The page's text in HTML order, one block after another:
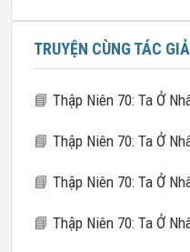
TRUYỆN CÙNG TÁC GIẢ
📘 Thập Niên 70: Ta Ở
📘 Thập Niên 70: Ta Ở
📘 Thập Niên 70: Ta Ở
📘 Thập Niên 70: Ta Ở